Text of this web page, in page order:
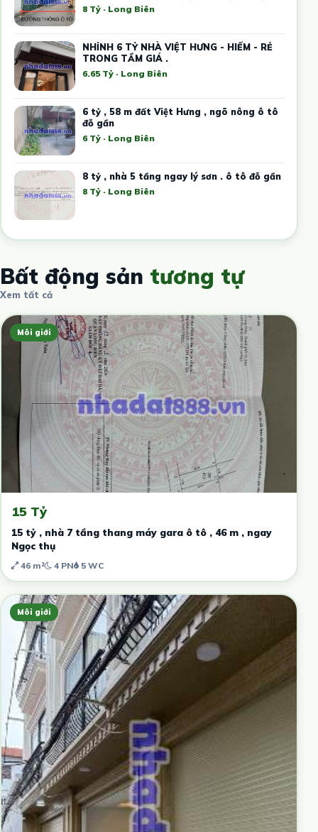
8 Tỷ · Long Biên
NHỈNH 6 TỶ NHÀ VIỆT HƯNG - HIẾM - RẺ
TRONG TẦM GIÁ .
6.65 Tỷ · Long Biên
6 tỷ , 58 m đất Việt Hưng , ngõ nông ô tô
đỗ gần
6 Tỷ · Long Biên
8 tỷ , nhà 5 tầng ngay lý sơn . ô tô đỗ gần
8 Tỷ · Long Biên
Bất động sản tương tự
Xem tất cả
Môi giới
15 Tỷ
15 tỷ , nhà 7 tầng thang máy gara ô tô , 46 m , ngay
Ngọc thụ
46 m² 4 PN 5 WC
Môi giới